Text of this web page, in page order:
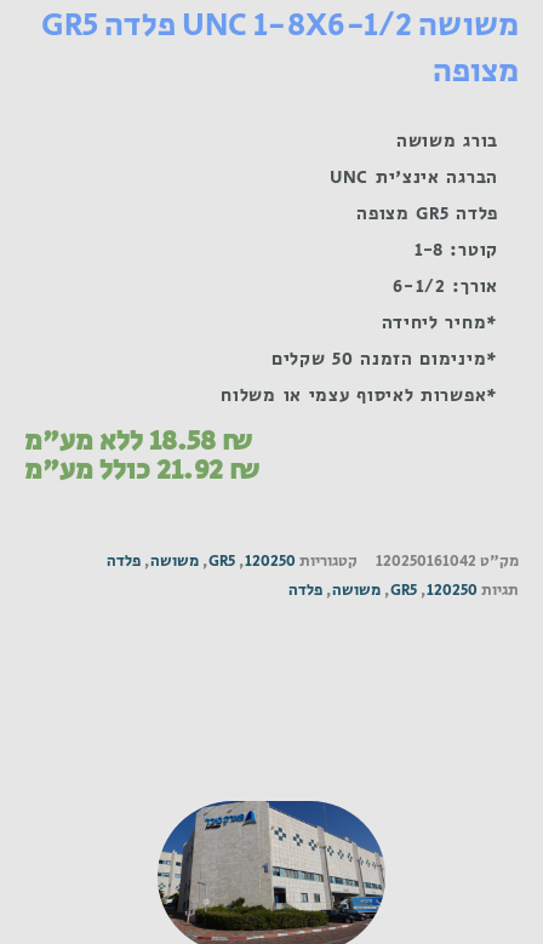
8X6-
פלדה
מצופה
משושה UNC 1-8X6-1/2 פלדה GR5
מצופה
בורג משושה
הברגה אינצ'ית UNC
פלדה GR5 מצופה
קוטר: 1-8
אורך: 6-1/2
*מחיר ליחידה
*מינימום הזמנה 50 שקלים
*אפשרות לאיסוף עצמי או משלוח
18.58₪ ללא מע"מ
21.92₪ כולל מע"מ
מק"ט 120250161042 קטגוריות 120250
,
GR5
, משושה, פלדה
תגיות 120250
,
GR5
, משושה, פלדה